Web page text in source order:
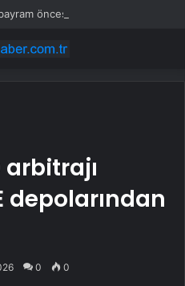
depolarından
0 0